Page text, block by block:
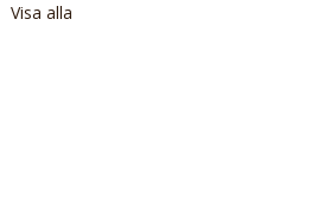
Visa alla